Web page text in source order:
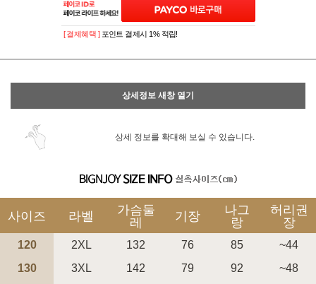
[ 결제혜택 ] 포인트 결제시 1% 적립!
상세정보 새창 열기
상세 정보를 확대해 보실 수 있습니다.
사이즈 라벨
가슴둘
레
기장
나그
랑
허리권
장
120 2XL 132 76 85
~44
130
3XL 142 79 92
~48